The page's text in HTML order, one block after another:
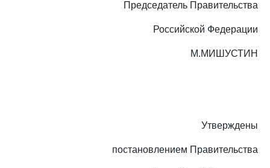
Председатель Правительства
Российской Федерации
М.МИШУСТИН
Утверждены
постановлением Правительства